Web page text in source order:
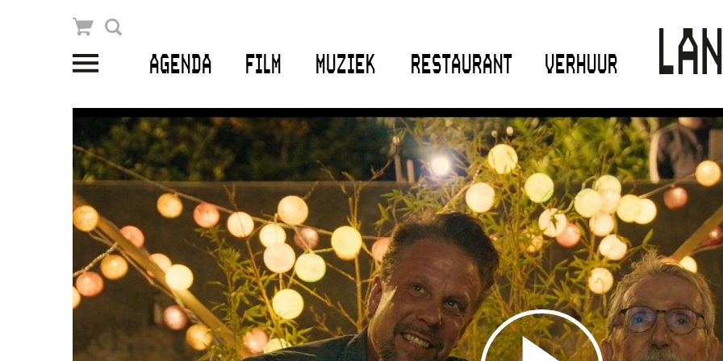
AGENDA FILM MUZIEK RESTAURANT VERHUUR
Winkelmandje
PLAN JE BEZOEK
Openingstijden & contact
Bereikbaarheid
Kaartverkoop
EDUCATIE
Schoolvoorstellingen
Filmprogramma’s Primair Onderwijs